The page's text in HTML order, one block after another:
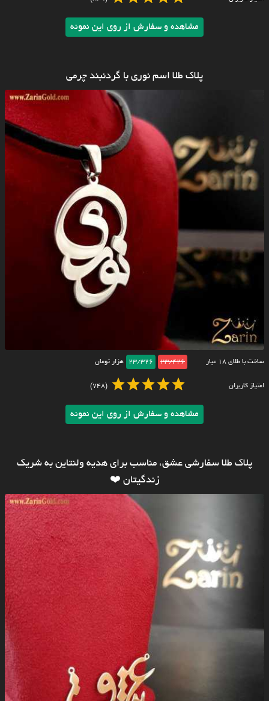
مشاهده و سفارش از روی این نمونه
پلاک طلا اسم نوری با گردنبند چرمی
ساخت با طلای ۱۸ عیار 23/426
23/326 هزار تومان
امتیاز کاربران (748)
مشاهده و سفارش از روی این نمونه
پلاک طلا سفارشی عشق، مناسب برای هدیه ولنتاین به شریک
زندگیتان ❤️